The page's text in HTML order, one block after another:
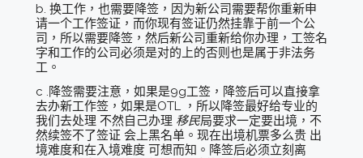
b. 换工作，也需要降签，因为新公司需要帮你重新申
请一个工作签证，而你现有签证仍然挂靠于前一个公
司，所以需要降签，然后新公司重新给你办理，工签名
字和工作的公司必须是对的上的否则也是属于非法务
工。
c .降签需要注意，如果是9g工签，降签后可以直接拿
去办新工作签，如果是OTL ，所以降签最好给专业的
我们去处理 不然自己办理 移民局要求一定要出境，不
然续签不了签证 会上黑名单。现在出境机票多么贵 出
境难度和在入境难度 可想而知。降签后必须立刻离